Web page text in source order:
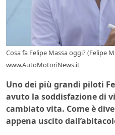
Cosa fa Felipe Massa oggi? (Felipe
www.AutoMotoriNews.it
Uno dei più grandi piloti
avuto la soddisfazione di
cambiato vita. Come è
appena uscito